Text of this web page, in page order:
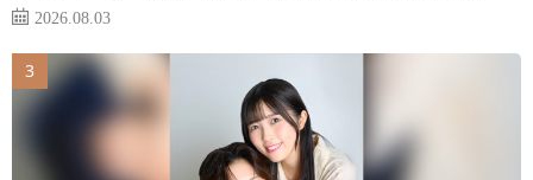
2026.08.03